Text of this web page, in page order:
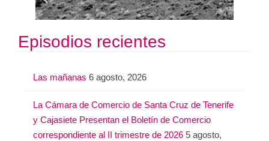
Episodios recientes
Las mañanas 6 agosto, 2026
La Cámara de Comercio de Santa Cruz de Tenerife
y Cajasiete Presentan el Boletín de Comercio
correspondiente al II trimestre de 2026 5 agosto,